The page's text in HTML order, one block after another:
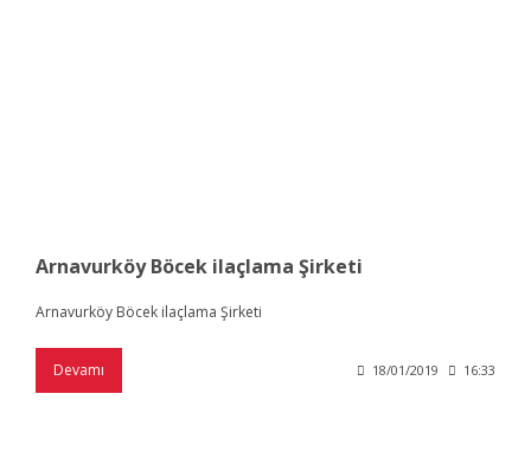
Arnavurköy Böcek ilaçlama Şirketi
Arnavurköy Böcek ilaçlama Şirketi
Devamı 18/01/2019 16:33